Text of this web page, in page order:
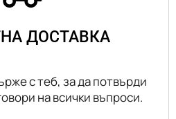
ДОСТАВКА
с теб, за да потвърди
на всички въпроси.